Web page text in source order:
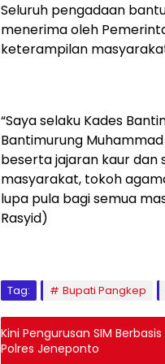
Seluruh pengadaan
menerima oleh
keterampilan
“Saya selaku Kades
Bantimurung Muhammad
beserta jajaran kaur dan
masyarakat, tokoh
lupa pula bagi semua
Rasyid)
Tag: Bupati Pangkep
Kini Pengurusan SIM
Polres Jeneponto